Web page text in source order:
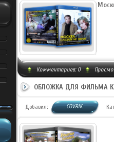
Комментариев: 0
ОБЛОЖКА ДЛЯ ФИЛЬМА
Добавил: COVRIK